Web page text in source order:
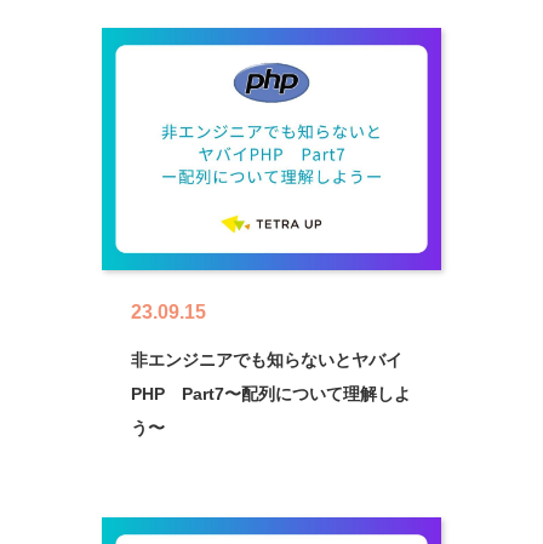
23.09.15
非エンジニアでも知らないとヤバイ
PHP Part7〜配列について理解しよ
う〜